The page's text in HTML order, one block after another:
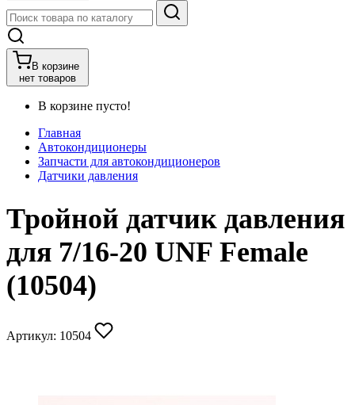
В корзине
нет товаров
В корзине пусто!
Главная
Автокондиционеры
Запчасти для автокондиционеров
Датчики давления
Тройной датчик давления
для 7/16-20 UNF Female
(10504)
Артикул: 10504